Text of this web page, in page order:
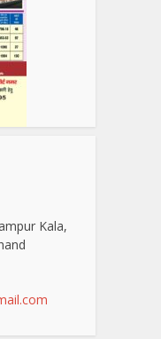
Kala,